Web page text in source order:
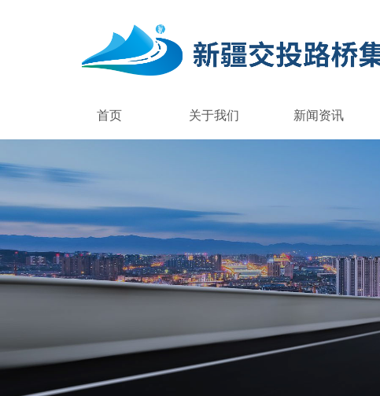
首页 关于我们 新闻资讯